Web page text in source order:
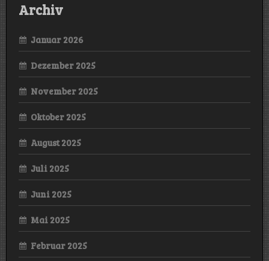
Archiv
Januar 2026
Dezember 2025
November 2025
Oktober 2025
August 2025
Juli 2025
Juni 2025
Mai 2025
Februar 2025